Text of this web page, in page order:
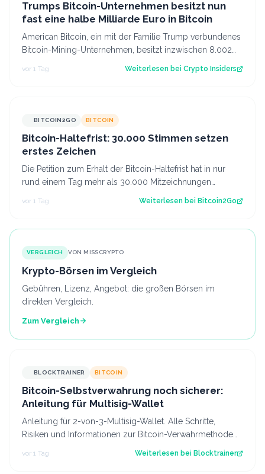
Trumps Bitcoin-Unternehmen besitzt nun
fast eine halbe Milliarde Euro in Bitcoin
American Bitcoin, ein mit der Familie Trump verbundenes
Bitcoin-Mining-Unternehmen, besitzt inzwischen 8.002
vor 1 Tag Weiterlesen bei Crypto Insiders
BITCOIN2GO BITCOIN
Bitcoin-Haltefrist: 30.000 Stimmen setzen
erstes Zeichen
Die Petition zum Erhalt der Bitcoin-Haltefrist hat in nur
rund einem Tag mehr als 30.000 Mitzeichnungen
vor 1 Tag Weiterlesen bei Bitcoin2Go
VERGLEICH VON MISSCRYPTO
Krypto-Börsen im Vergleich
Gebühren, Lizenz, Angebot: die großen Börsen im
direkten Vergleich.
Zum Vergleich
BLOCKTRAINER BITCOIN
Bitcoin-Selbstverwahrung noch sicherer:
Anleitung für Multisig-Wallet
Anleitung für 2-von-3-Multisig-Wallet. Alle Schritte,
Risiken und Informationen zur Bitcoin-Verwahrmethode
vor 1 Tag Weiterlesen bei Blocktrainer